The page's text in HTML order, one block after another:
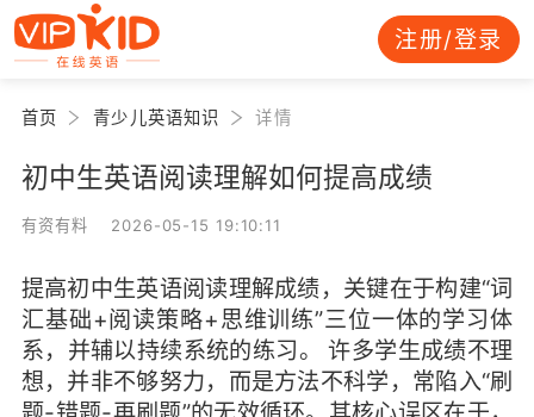
注册/登录
首页 青少儿英语知识 详情
初中生英语阅读理解如何提高成绩
有资有料 2026-05-15 19:10:11
提高初中生英语阅读理解成绩，关键在于构建“词
汇基础+阅读策略+思维训练”三位一体的学习体
系，并辅以持续系统的练习。 许多学生成绩不理
想，并非不够努力，而是方法不科学，常陷入“刷